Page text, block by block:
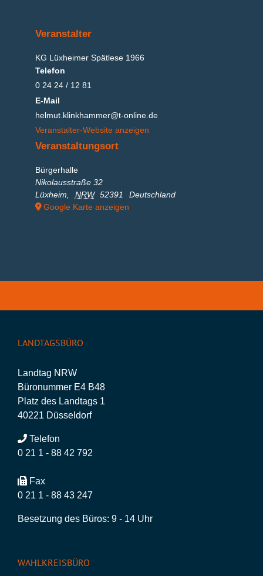
Veranstaltungsort
Bürgerhalle
Nikolausstraße 32
Lüxheim
NRW 52391
Deutschland
Google Karte anzeigen
Veranstalter
KG Lüxheimer Spätlese 1966
Telefon
0 24 24 / 12 81
E-Mail
helmut.klinkhammer@t-online.de
Veranstalter-Website anzeigen
LANDTAGSBÜRO
Landtag NRW
Büronummer E4 B48
Platz des Landtags 1
40221 Düsseldorf
Telefon
0 21 1 - 88 42 792
Fax
0 21 1 - 88 43 247
Besetzung des Büros: 9 - 14 Uhr
WAHLKREISBÜRO